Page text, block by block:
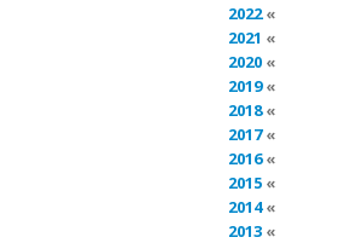
2022
2021
2020
2019
2018
2017
2016
2015
2014
2013